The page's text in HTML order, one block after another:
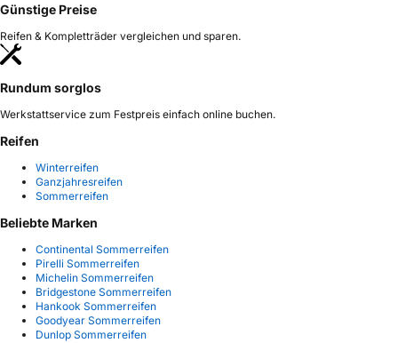
Günstige Preise
Reifen & Kompletträder vergleichen und sparen.
Rundum sorglos
Werkstattservice zum Festpreis einfach online buchen.
Reifen
Winterreifen
Ganzjahresreifen
Sommerreifen
Beliebte Marken
Continental Sommerreifen
Pirelli Sommerreifen
Michelin Sommerreifen
Bridgestone Sommerreifen
Hankook Sommerreifen
Goodyear Sommerreifen
Dunlop Sommerreifen